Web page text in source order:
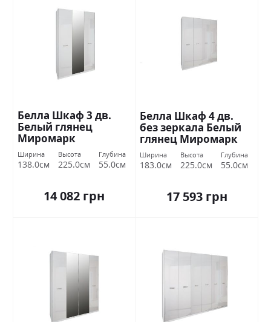
Белла Шкаф 3 дв.
Белый глянец
Миромарк
Ширина
138.0см
Высота
225.0см
Глубина
55.0см
14 082 грн
Белла Шкаф 4 дв.
без зеркала Белый
глянец Миромарк
Ширина
183.0см
Высота
225.0см
Глубина
55.0см
17 593 грн